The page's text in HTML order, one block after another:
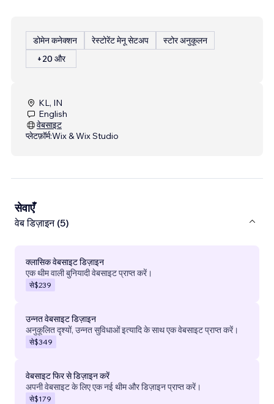
डोमेन कनेक्शन रेस्टोरेंट मेनू सेटअप
स्टोर अनुकूलन
+20 और
KL, IN
English
वेबसाइट
प्लेटफ़ॉर्म:Wix & Wix Studio
सेवाएँ
वेब डिज़ाइन (5)
क्लासिक वेबसाइट डिज़ाइन
एक थीम वाली बुनियादी वेबसाइट प्राप्त करें।
से$239
उन्नत वेबसाइट डिज़ाइन
अनुकूलित दृश्यों, उन्नत सुविधाओं इत्यादि के साथ एक वेबसाइट प्राप्त करें।
से$349
वेबसाइट फिर से डिज़ाइन करें
अपनी वेबसाइट के लिए एक नई थीम और डिज़ाइन प्राप्त करें।
से$179